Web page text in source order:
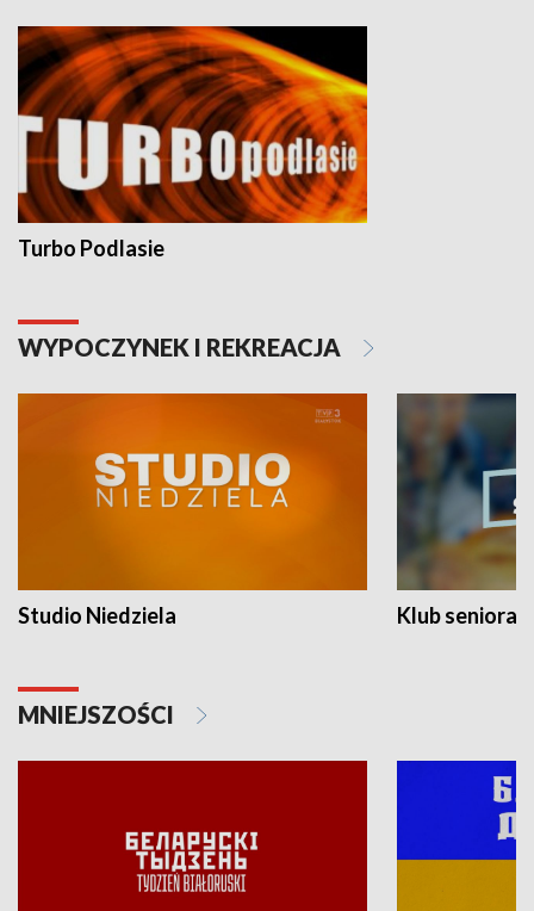
Turbo Podlasie
WYPOCZYNEK I REKREACJA
Studio Niedziela Klub seniora
MNIEJSZOŚCI